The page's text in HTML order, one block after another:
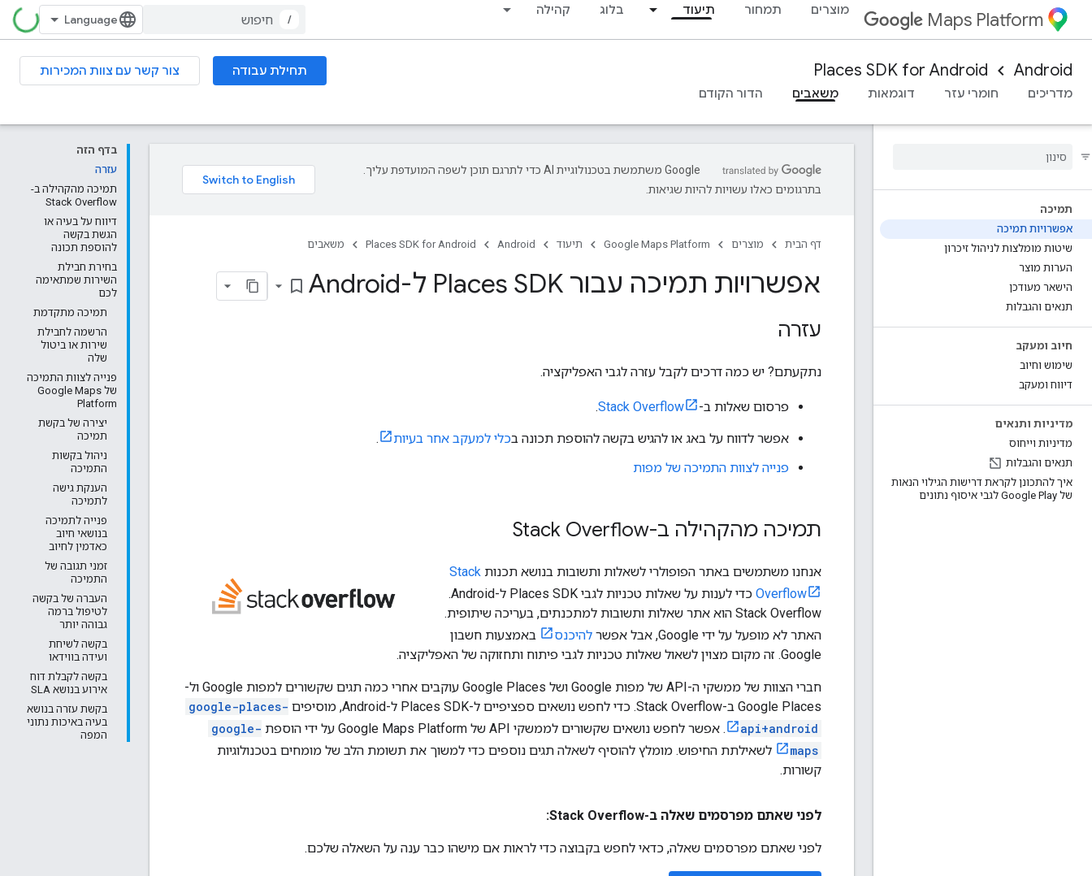
Maps Platform מוצרים תמחור תיעוד בלוג קהילה
/
Android
Places SDK for Android תחילת עבודה
צור קשר עם צוות המכירות
מדריכים
חומרי עזר דוגמאות משאבים הדור הקודם
תמיכה
אפשרויות תמיכה
שיטות מומלצות לניהול זיכרון
הערות מוצר
הישאר מעודכן
תנאים והגבלות
חיוב ומעקב
שימוש וחיוב
דיווח ומעקב
מדיניות ותנאים
מדיניות וייחוס
תנאים והגבלות
איך להתכונן לקראת דרישות הגילוי הנאות
של Google Play לגבי איסוף נתונים
בדף הזה
עזרה
תמיכה מהקהילה ב-
Stack Overflow
דיווח על בעיה או
הגשת בקשה
להוספת תכונה
בחירת חבילת
השירות שמתאימה
לכם
תמיכה מתקדמת
הרשמה לחבילת
שירות או ביטול
שלה
פנייה לצוות התמיכה
של Google Maps
Platform
יצירה של בקשת
תמיכה
ניהול בקשות
התמיכה
הענקת גישה
לתמיכה
פנייה לתמיכה
בנושאי חיוב
כאדמין לחיוב
זמני תגובה של
התמיכה
העברה של בקשה
לטיפול ברמה
גבוהה יותר
בקשה לשיחת
ועידה בווידאו
בקשה לקבלת דוח
אירוע בנושא SLA
בקשת עזרה בנושא
בעיה באיכות נתוני
המפה
‫Google משתמשת בטכנולוגיית AI כדי לתרגם תוכן לשפה המועדפת עליך.
בתרגומים כאלו עשויות להיות שגיאות.
דף הבית מוצרים Google Maps Platform תיעוד Android
Places SDK for Android משאבים
אפשרויות תמיכה עבור Places SDK ל-Android bookmark_border
עזרה
נתקעתם? יש כמה דרכים לקבל עזרה לגבי האפליקציה.
פרסום שאלות ב- Stack Overflow
.
אפשר לדווח על באג או להגיש בקשה להוספת תכונה בכלי למעקב אחר בעיות
.
פנייה לצוות התמיכה של מפות
תמיכה מהקהילה ב-Stack Overflow
אנחנו משתמשים באתר הפופולרי לשאלות ותשובות בנושא תכנות Stack
Overflow
כדי לענות על שאלות טכניות לגבי Places SDK ל-Android.
‫Stack Overflow הוא אתר שאלות ותשובות למתכנתים, בעריכה שיתופית.
האתר לא מופעל על ידי Google, אבל אפשר
להיכנס
באמצעות חשבון
Google. זה מקום מצוין לשאול שאלות טכניות לגבי פיתוח ותחזוקה של האפליקציה.
חברי הצוות של ממשקי ה-API של מפות Google ושל Google Places עוקבים אחרי כמה תגים שקשורים למפות Google ול-
Google Places ב-Stack Overflow. כדי לחפש נושאים ספציפיים ל-Places SDK ל-Android, מוסיפים
google-places-
api+android
. אפשר לחפש נושאים שקשורים לממשקי API של Google Maps Platform על ידי הוספת
google-
maps
לשאילתת החיפוש. מומלץ להוסיף לשאלה תגים נוספים כדי למשוך את תשומת הלב של מומחים בטכנולוגיות
קשורות.
לפני שאתם מפרסמים שאלה ב-Stack Overflow:
לפני שאתם מפרסמים שאלה, כדאי לחפש בקבוצה כדי לראות אם מישהו כבר ענה על השאלה שלכם.